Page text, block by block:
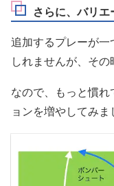
さらに、バリ
追加するプレーが一
しれませんが、その
なので、もっと慣
ョンを増やしてみま